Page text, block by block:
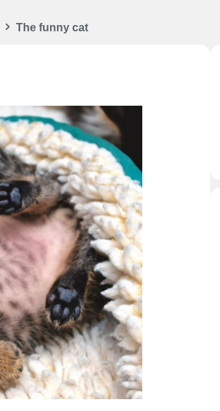
The funny cat